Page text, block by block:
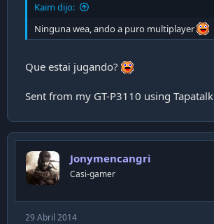
Kaim dijo:
Ninguna wea, ando a puro multiplayer
Que estai jugando?
Sent from my GT-P3110 using Tapatalk
Jonymencangri
Casi-gamer
29 Abril 2014